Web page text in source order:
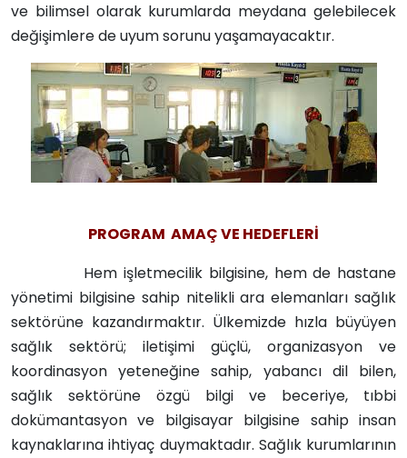
ve bilimsel olarak kurumlarda meydana gelebilecek
değişimlere de uyum sorunu yaşamayacaktır.
PROGRAM AMAÇ VE HEDEFLERİ
Hem işletmecilik bilgisine, hem de hastane
yönetimi bilgisine sahip nitelikli ara elemanları sağlık
sektörüne kazandırmaktır. Ülkemizde hızla büyüyen
sağlık sektörü; iletişimi güçlü, organizasyon ve
koordinasyon yeteneğine sahip, yabancı dil bilen,
sağlık sektörüne özgü bilgi ve beceriye, tıbbi
dokümantasyon ve bilgisayar bilgisine sahip insan
kaynaklarına ihtiyaç duymaktadır. Sağlık kurumlarının